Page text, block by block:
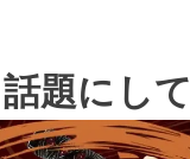
題にし